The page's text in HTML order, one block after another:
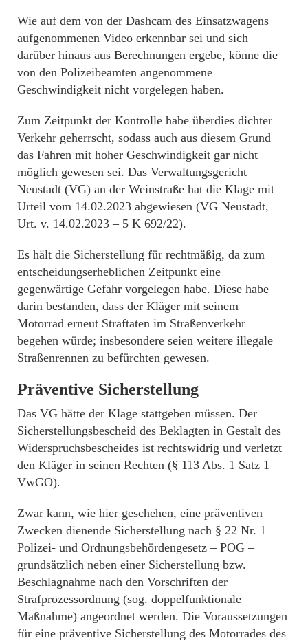
Wie auf dem von der Dashcam des Einsatzwagens
aufgenommenen Video erkennbar sei und sich
darüber hinaus aus Berechnungen ergebe, könne die
von den Polizeibeamten angenommene
Geschwindigkeit nicht vorgelegen haben.
Zum Zeitpunkt der Kontrolle habe überdies dichter
Verkehr geherrscht, sodass auch aus diesem Grund
das Fahren mit hoher Geschwindigkeit gar nicht
möglich gewesen sei. Das Verwaltungsgericht
Neustadt (VG) an der Weinstraße hat die Klage mit
Urteil vom 14.02.2023 abgewiesen (VG Neustadt,
Urt. v. 14.02.2023 – 5 K 692/22).
Es hält die Sicherstellung für rechtmäßig, da zum
entscheidungserheblichen Zeitpunkt eine
gegenwärtige Gefahr vorgelegen habe. Diese habe
darin bestanden, dass der Kläger mit seinem
Motorrad erneut Straftaten im Straßenverkehr
begehen würde; insbesondere seien weitere illegale
Straßenrennen zu befürchten gewesen.
Präventive Sicherstellung
Das VG hätte der Klage stattgeben müssen. Der
Sicherstellungsbescheid des Beklagten in Gestalt des
Widerspruchsbescheides ist rechtswidrig und verletzt
den Kläger in seinen Rechten (§ 113 Abs. 1 Satz 1
VwGO).
Zwar kann, wie hier geschehen, eine präventiven
Zwecken dienende Sicherstellung nach § 22 Nr. 1
Polizei- und Ordnungsbehördengesetz – POG –
grundsätzlich neben einer Sicherstellung bzw.
Beschlagnahme nach den Vorschriften der
Strafprozessordnung (sog. doppelfunktionale
Maßnahme) angeordnet werden. Die Voraussetzungen
für eine präventive Sicherstellung des Motorrades des